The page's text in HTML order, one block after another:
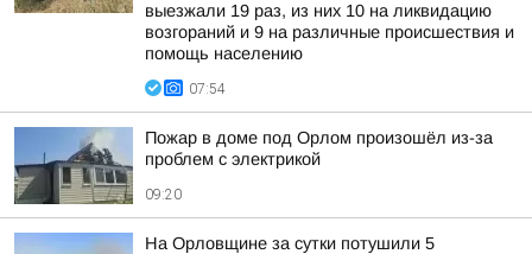
выезжали 19 раз, из них 10 на ликвидацию
возгораний и 9 на различные происшествия и
помощь населению
07:54
Пожар в доме под Орлом произошёл из-за
проблем с электрикой
09:20
На Орловщине за сутки потушили 5